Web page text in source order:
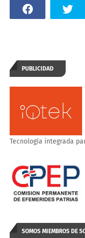
PUBLICIDAD
Tecnología integrada
SOMOS MIEMBROS DE